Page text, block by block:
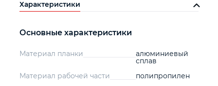
Характеристики
Основные характеристики
Материал планки
алюминиевый
сплав
Материал рабочей части
полипропилен